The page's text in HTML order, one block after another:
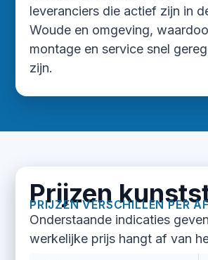
leveranciers die actief zijn in
Woude en omgeving,
montage en service snel
zijn.
Prijzen
PRIJZEN VERSCHILLEN PER
Onderstaande indicaties
werkelijke prijs hangt af van